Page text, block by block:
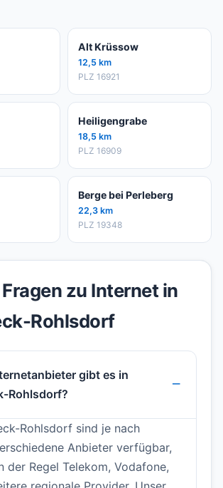
Alt Krüssow
12,5 km
PLZ 16921
Heiligengrabe
18,5 km
PLZ 16909
Berge bei Perleberg
22,3 km
PLZ 19348
zu Internet in
Rohlsdorf
gibt es in
Rohlsdorf?
Rohlsdorf sind je nach
Anbieter verfügbar,
der Regel Telekom, Vodafone,